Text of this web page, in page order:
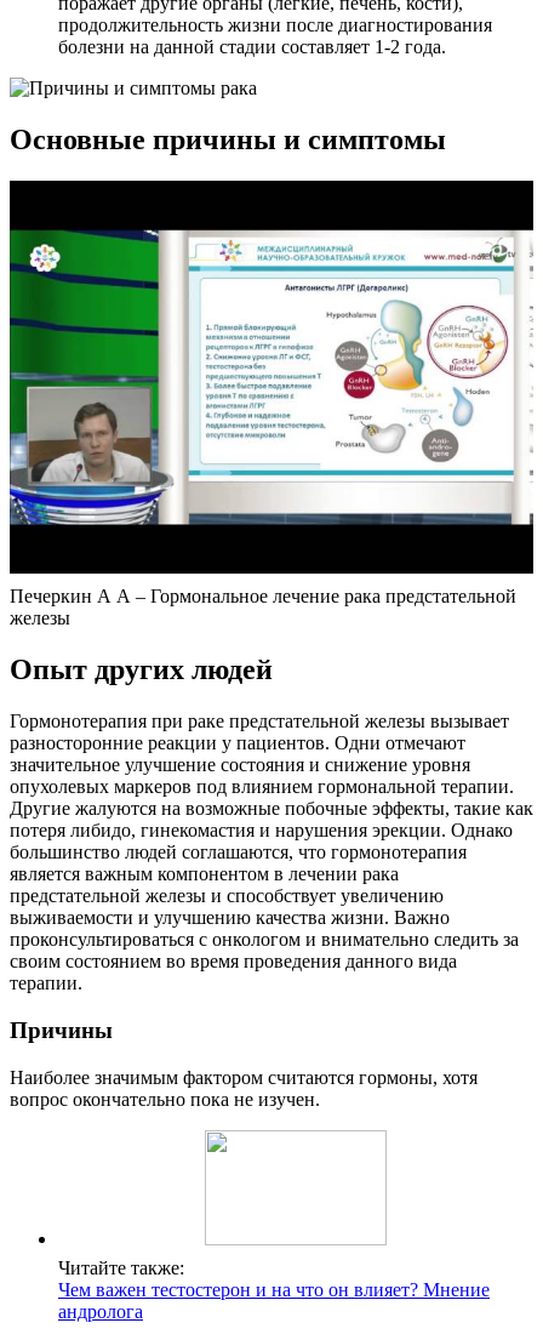
продолжительность жизни после диагностирования
болезни на данной стадии составляет 1-2 года.
Основные причины и симптомы
Печеркин А А – Гормональное лечение рака предстательной
железы
Опыт других людей
Гормонотерапия при раке предстательной железы вызывает
разносторонние реакции у пациентов. Одни отмечают
значительное улучшение состояния и снижение уровня
опухолевых маркеров под влиянием гормональной терапии.
Другие жалуются на возможные побочные эффекты, такие как
потеря либидо, гинекомастия и нарушения эрекции. Однако
большинство людей соглашаются, что гормонотерапия
является важным компонентом в лечении рака
предстательной железы и способствует увеличению
выживаемости и улучшению качества жизни. Важно
проконсультироваться с онкологом и внимательно следить за
своим состоянием во время проведения данного вида
терапии.
Причины
Наиболее значимым фактором считаются гормоны, хотя
вопрос окончательно пока не изучен.
Читайте также:
Чем важен тестостерон и на что он влияет? Мнение
андролога